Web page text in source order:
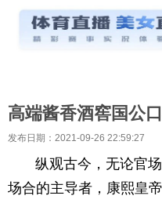
高端酱香酒窖国公
发布日期：2021-09-26 22:59:27
纵观古今，无论官
场合的主导者，康熙皇